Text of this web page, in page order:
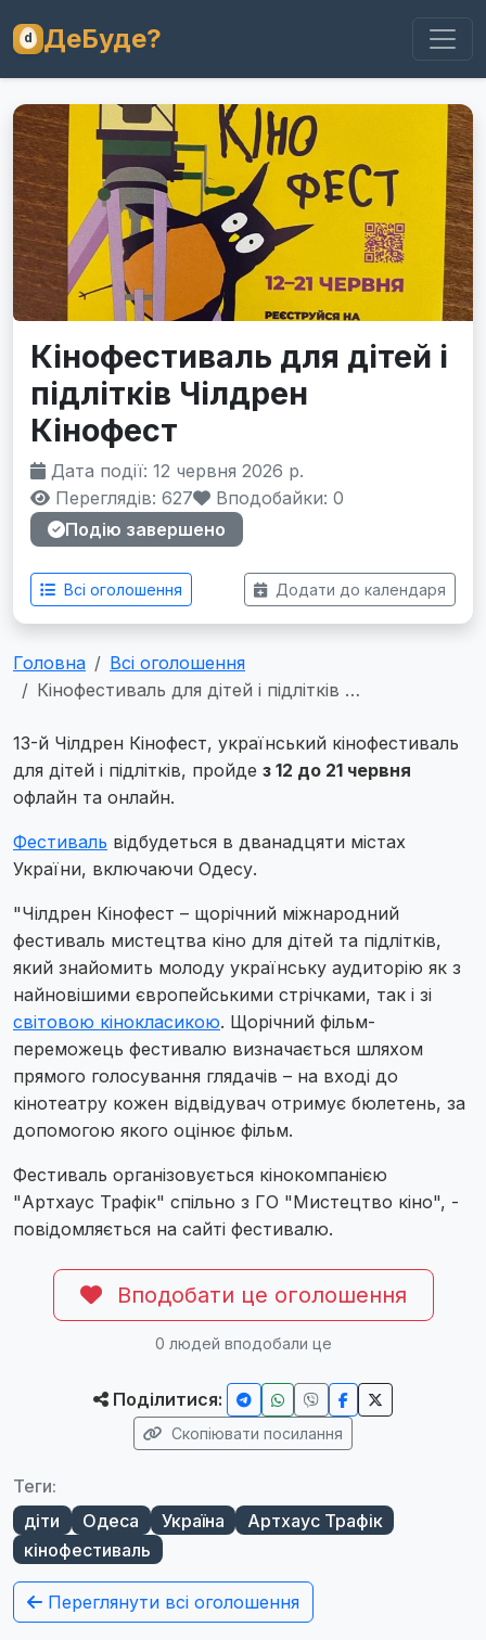
ДеБуде?
Кінофестиваль для дітей і
підлітків Чілдрен
Кінофест
Дата події: 12 червня 2026 р.
Переглядів: 627
Вподобайки: 0
Подію завершено
Всі оголошення Додати до календаря
Головна
Всі оголошення
Кінофестиваль для дітей і підлітків …
13-й Чілдрен Кінофест, український кінофестиваль
для дітей і підлітків, пройде з 12 до 21 червня
офлайн та онлайн.
Фестиваль відбудеться в дванадцяти містах
України, включаючи Одесу.
"Чілдрен Кінофест – щорічний міжнародний
фестиваль мистецтва кіно для дітей та підлітків,
який знайомить молоду українську аудиторію як з
найновішими європейськими стрічками, так і зі
світовою кінокласикою. Щорічний фільм-
переможець фестивалю визначається шляхом
прямого голосування глядачів – на вході до
кінотеатру кожен відвідувач отримує бюлетень, за
допомогою якого оцінює фільм.
Фестиваль організовується кінокомпанією
"Артхаус Трафік" спільно з ГО "Мистецтво кіно", -
повідомляється на сайті фестивалю.
Вподобати це оголошення
0 людей вподобали це
Поділитися:
Скопіювати посилання
Теги:
діти
Одеса Україна
Артхаус Трафік
кінофестиваль
Переглянути всі оголошення